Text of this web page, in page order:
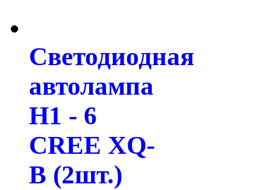
Светодиодная
автолампа
H1 - 6
CREE XQ-
B (2шт.)